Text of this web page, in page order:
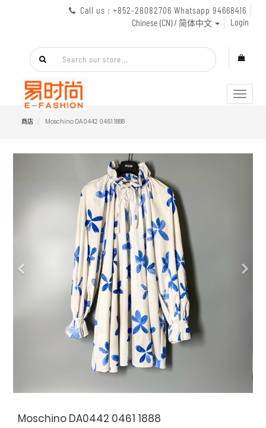
Call us : +852-28082706 Whatsapp 94668416
Chinese (CN) / 简体中文
Login
商店 Moschino DA0442 0461 1888
Previous
Moschino DA0442 0461 1888